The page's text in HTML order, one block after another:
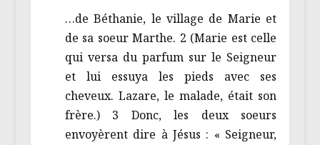
…de Béthanie, le village de Marie et
de sa soeur Marthe. 2 (Marie est celle
qui versa du parfum sur le Seigneur
et lui essuya les pieds avec ses
cheveux. Lazare, le malade, était son
frère.) 3 Donc, les deux soeurs
envoyèrent dire à Jésus : « Seigneur,